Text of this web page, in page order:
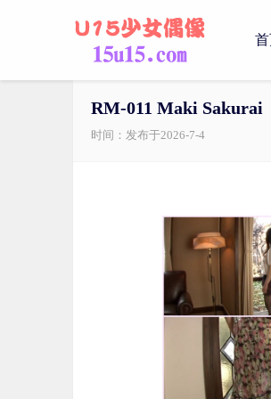
RM-011 Maki Sakurai
时间：发布于2026-7-4